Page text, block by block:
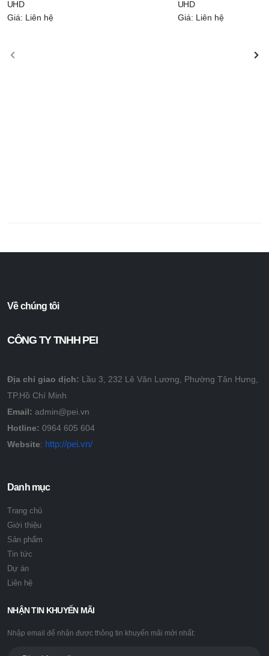
UHD
Giá: Liên hệ
UHD
Giá: Liên hệ
Về chúng tôi
CÔNG TY TNHH PEI
Địa chỉ giao dịch: Lầu 3, 232 Lê Văn Lương, Phường Tân Hưng,
TP.Hồ Chí Minh
Email: admin@pei.vn
Hotline: 0964 605 604
Website: http://pei.vn/
Danh mục
Trang chủ
Giới thiệu
Sản phẩm
Tin tức
Dự án
Liên hệ
NHẬN TIN KHUYẾN MÃI
Nhập email để nhận được thông tin khuyến mãi mới nhất: